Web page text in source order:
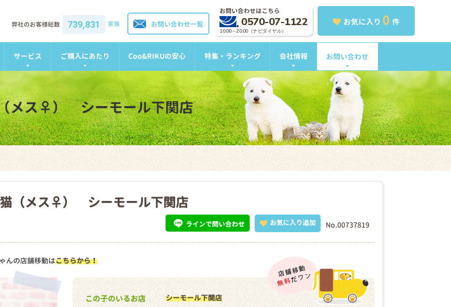
お気に入り 0 件
お問い合わせはこちら
0570-07-1122
10:00～20:00（ナビダイヤル）
お問い合わせ一覧
弊社のお客様総数 739,831 家族
サービス ご購入にあたり Coo&RIKUの安心 特集・ランキング 会社情報 お問い合わせ
メス♀） シーモール下関店
（メス♀） シーモール下関店
No.00737819
お気に入り追加
ラインで問い合わせ
んの店舗移動はこちらから！
この子のいるお店 シーモール下関店